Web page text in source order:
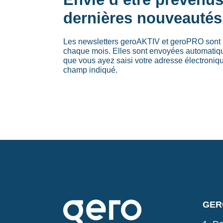
dernières
Les newsletters geroAKTIV et geroPRO
chaque mois. Elles sont envoyées
que vous ayez saisi votre adresse
champ indiqué.